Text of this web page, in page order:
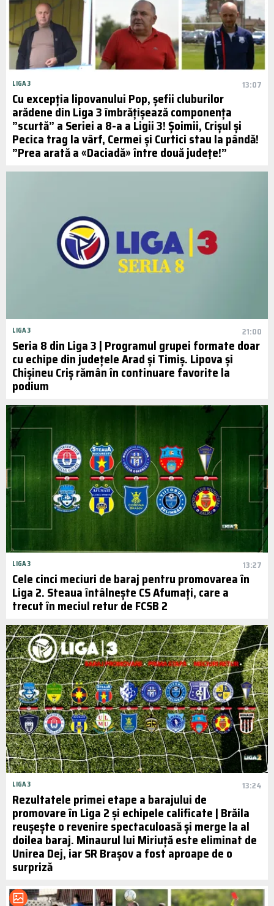
LIGA 3 13:07
Cu excepția lipovanului Pop, șefii cluburilor
arădene din Liga 3 îmbrățișează componența
”scurtă” a Seriei a 8-a a Ligii 3! Șoimii, Crișul și
Pecica trag la vârf, Cermei și Curtici stau la pândă!
”Prea arată a «Daciadă» între două județe!”
LIGA 3 21:00
Seria 8 din Liga 3 | Programul grupei formate doar
cu echipe din județele Arad și Timiș. Lipova și
Chişineu Criş rămân în continuare favorite la
podium
LIGA 3 13:27
Cele cinci meciuri de baraj pentru promovarea în
Liga 2. Steaua întâlnește CS Afumați, care a
trecut în meciul retur de FCSB 2
LIGA 3 13:24
Rezultatele primei etape a barajului de
promovare în Liga 2 și echipele calificate | Brăila
reușește o revenire spectaculoasă și merge la al
doilea baraj. Minaurul lui Miriuță este eliminat de
Unirea Dej, iar SR Brașov a fost aproape de o
surpriză